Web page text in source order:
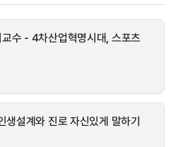
수 - 4차산업혁명시대, 스포츠
생설계와 진로 자신있게 말하기